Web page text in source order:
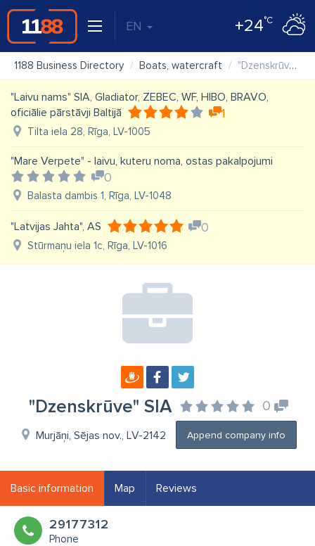
EN +24°C
1188 Business Directory Boats, watercraft "Dzenskrūve" SIA
"Laivu nams" SIA, Gladiator, ZEBEC, WF, HIBO, BRAVO,
oficiālie pārstāvji Baltijā
1
Tilta iela 28, Rīga, LV-1005
"Mare Verpete" - laivu, kuteru noma, ostas pakalpojumi
0
Balasta dambis 1, Rīga, LV-1048
"Latvijas Jahta", AS 0
Stūrmaņu iela 1c, Rīga, LV-1016
"Dzenskrūve" SIA 0
Murjāņi, Sējas nov., LV-2142 Append company info
Basic information Map Reviews
29177312
Phone